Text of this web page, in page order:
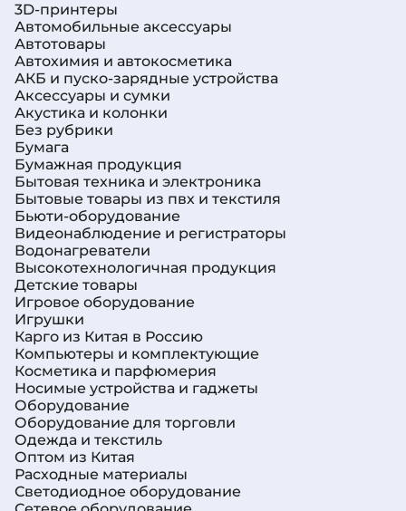
3D-принтеры
Автомобильные аксессуары
Автотовары
Автохимия и автокосметика
АКБ и пуско-зарядные устройства
Аксессуары и сумки
Акустика и колонки
Без рубрики
Бумага
Бумажная продукция
Бытовая техника и электроника
Бытовые товары из пвх и текстиля
Бьюти-оборудование
Видеонаблюдение и регистраторы
Водонагреватели
Высокотехнологичная продукция
Детские товары
Игровое оборудование
Игрушки
Карго из Китая в Россию
Компьютеры и комплектующие
Косметика и парфюмерия
Носимые устройства и гаджеты
Оборудование
Оборудование для торговли
Одежда и текстиль
Оптом из Китая
Расходные материалы
Светодиодное оборудование